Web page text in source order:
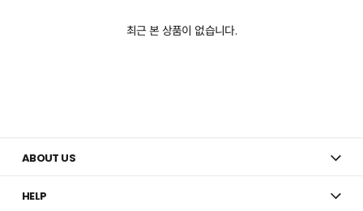
최근 본 상품이 없습니다.
ABOUT US
HELP